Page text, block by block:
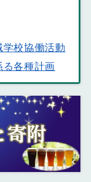
校協働活動
各種計画